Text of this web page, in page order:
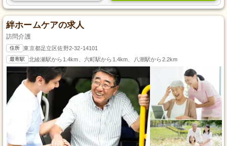
絆ホームケアの求人
訪問介護
住所 東京都足立区佐野2-32-14101
最寄駅 北綾瀬駅から1.4km、六町駅から1.4km、八潮駅から2.2km